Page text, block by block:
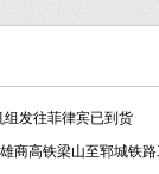
发往菲律宾已到货
商高铁梁山至郓城铁